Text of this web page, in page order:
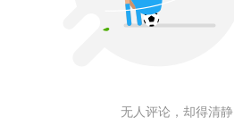
无人评论，却得清静